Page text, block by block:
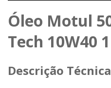
Óleo Motul
Tech 10W40
Descrição Técnica